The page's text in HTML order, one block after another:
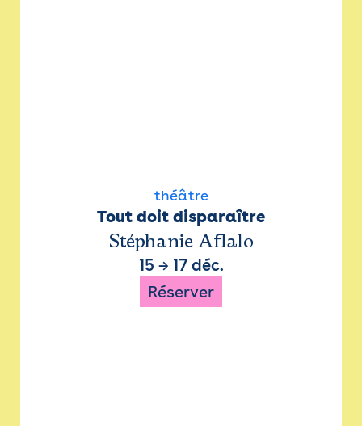
théâtre
Tout doit disparaître
Stéphanie Aflalo
15 → 17 déc.
Réserver